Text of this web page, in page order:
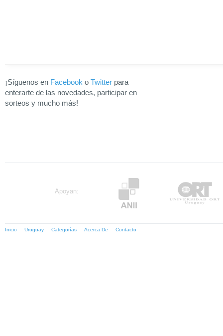
¡Síguenos en Facebook o Twitter para
enterarte de las novedades, participar en
sorteos y mucho más!
Apoyan:
Inicio Uruguay Categorías Acerca De Contacto